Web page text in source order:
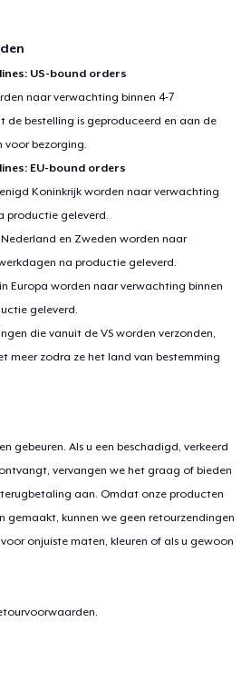
US-bound orders
naar verwachting binnen 4-7
de bestelling is geproduceerd en aan de
voor bezorging.
EU-bound orders
Koninkrijk worden naar verwachting
productie geleverd.
Nederland en Zweden worden naar
na productie geleverd.
Europa worden naar verwachting binnen
geleverd.
die vanuit de VS worden verzonden,
meer zodra ze het land van bestemming
gebeuren. Als u een beschadigd, verkeerd
vervangen we het graag of bieden
aan. Omdat onze producten
gemaakt, kunnen we geen retourzendingen
onjuiste maten, kleuren of als u gewoon